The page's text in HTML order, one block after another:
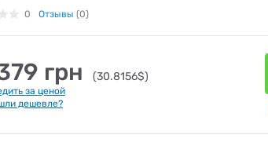
0 Отзывы (0)
грн (30.8156$)
за ценой
дешевле?